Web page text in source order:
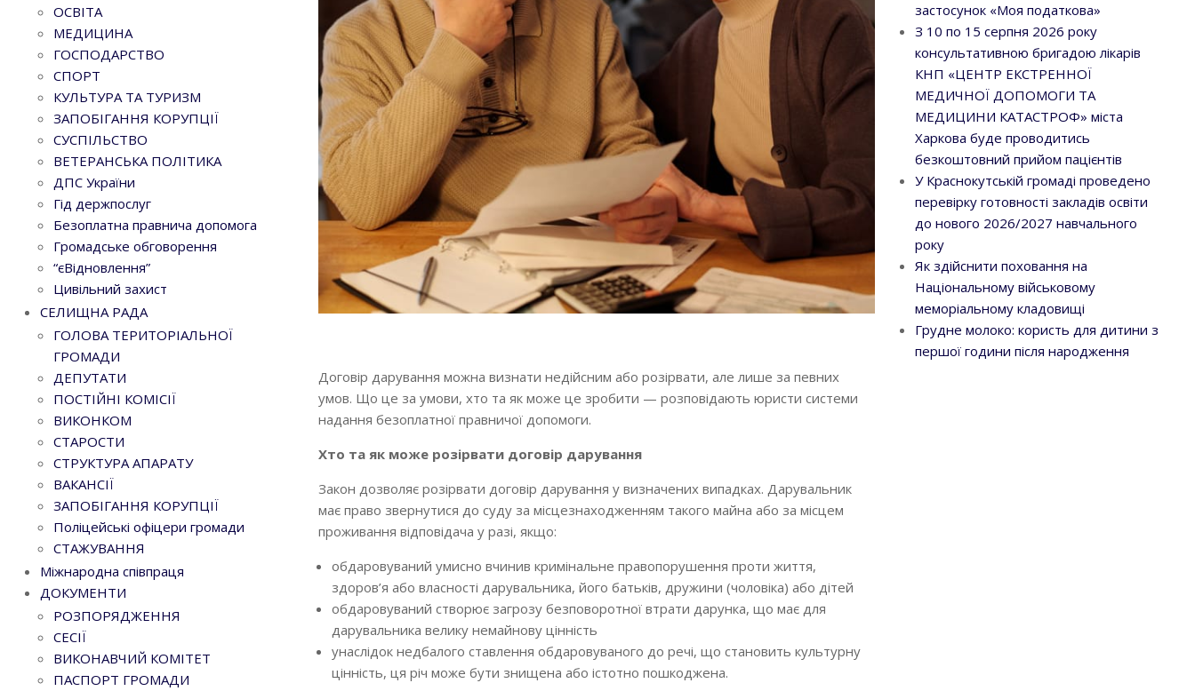
Договір дарування можна визнати недійсним або розірвати, але лише за певних
умов. Що це за умови, хто та як може це зробити — розповідають юристи системи
надання безоплатної правничої допомоги.
Хто та як може розірвати договір дарування
Закон дозволяє розірвати договір дарування у визначених випадках. Дарувальник
має право звернутися до суду за місцезнаходженням такого майна або за місцем
проживання відповідача у разі, якщо:
обдаровуваний умисно вчинив кримінальне правопорушення проти життя,
здоров’я або власності дарувальника, його батьків, дружини (чоловіка) або дітей
обдаровуваний створює загрозу безповоротної втрати дарунка, що має для
дарувальника велику немайнову цінність
унаслідок недбалого ставлення обдаровуваного до речі, що становить культурну
цінність, ця річ може бути знищена або істотно пошкоджена.
ОСВІТА
МЕДИЦИНА
ГОСПОДАРСТВО
СПОРТ
КУЛЬТУРА ТА ТУРИЗМ
ЗАПОБІГАННЯ КОРУПЦІЇ
СУСПІЛЬСТВО
ВЕТЕРАНСЬКА ПОЛІТИКА
ДПС України
Гід держпослуг
Безоплатна правнича допомога
Громадське обговорення
“єВідновлення”
Цивільний захист
СЕЛИЩНА РАДА
ГОЛОВА ТЕРИТОРІАЛЬНОЇ
ГРОМАДИ
ДЕПУТАТИ
ПОСТІЙНІ КОМІСІЇ
ВИКОНКОМ
СТАРОСТИ
СТРУКТУРА АПАРАТУ
ВАКАНСІЇ
ЗАПОБІГАННЯ КОРУПЦІЇ
Поліцейські офіцери громади
СТАЖУВАННЯ
Міжнародна співпраця
ДОКУМЕНТИ
РОЗПОРЯДЖЕННЯ
СЕСІЇ
ВИКОНАВЧИЙ КОМІТЕТ
ПАСПОРТ ГРОМАДИ
застосунок «Моя податкова»
З 10 по 15 серпня 2026 року
консультативною бригадою лікарів
КНП «ЦЕНТР ЕКСТРЕННОЇ
МЕДИЧНОЇ ДОПОМОГИ ТА
МЕДИЦИНИ КАТАСТРОФ» міста
Харкова буде проводитись
безкоштовний прийом пацієнтів
У Краснокутській громаді проведено
перевірку готовності закладів освіти
до нового 2026/2027 навчального
року
Як здійснити поховання на
Національному військовому
меморіальному кладовищі
Грудне молоко: користь для дитини з
першої години після народження